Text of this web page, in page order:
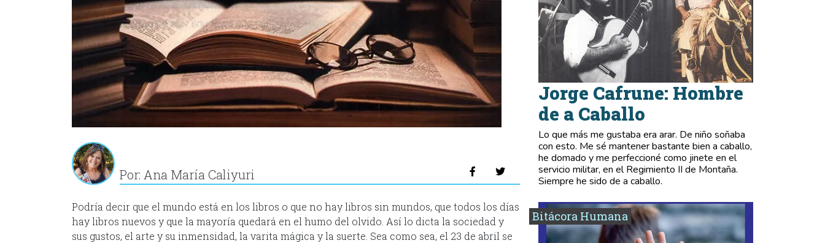
Por: Ana María Caliyuri
Podría decir que el mundo está en los libros o que no hay libros sin mundos, que todos los días
hay libros nuevos y que la mayoría quedará en el humo del olvido. Así lo dicta la sociedad y
sus gustos, el arte y su inmensidad, la varita mágica y la suerte. Sea como sea, el 23 de abril se
Jorge Cafrune: Hombre
de a Caballo
Lo que más me gustaba era arar. De niño soñaba
con esto. Me sé mantener bastante bien a caballo,
he domado y me perfeccioné como jinete en el
servicio militar, en el Regimiento II de Montaña.
Siempre he sido de a caballo.
Bitácora Humana